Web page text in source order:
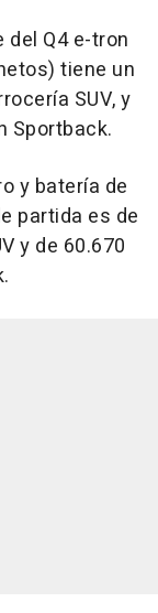
Q4 e-tron
tiene un
SUV, y
Sportback.
y batería de
partida es de
y de 60.670